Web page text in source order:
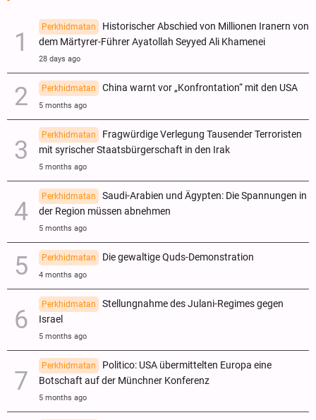
Perkhidmatan
Historischer Abschied von Millionen Iranern von
dem Märtyrer-Führer Ayatollah Seyyed Ali Khamenei
28 days ago
Perkhidmatan China warnt vor „Konfrontation“ mit den USA
5 months ago
Perkhidmatan
Fragwürdige Verlegung Tausender Terroristen
mit syrischer Staatsbürgerschaft in den Irak
5 months ago
Perkhidmatan
Saudi-Arabien und Ägypten: Die Spannungen in
der Region müssen abnehmen
5 months ago
Perkhidmatan Die gewaltige Quds-Demonstration
4 months ago
Perkhidmatan
Stellungnahme des Julani-Regimes gegen
Israel
5 months ago
Perkhidmatan
Politico: USA übermittelten Europa eine
Botschaft auf der Münchner Konferenz
5 months ago